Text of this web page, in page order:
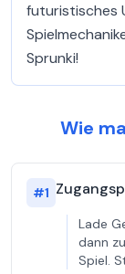
futuristisches
Sprunki!
Wie
#1
Lade
dann
Spiel.